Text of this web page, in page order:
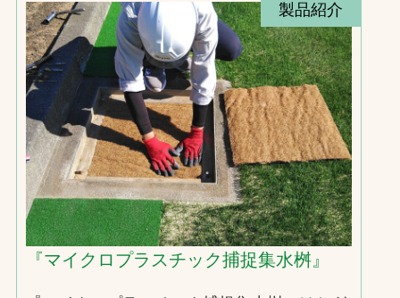
製品紹介
『マイクロプラスチック捕捉集水桝』